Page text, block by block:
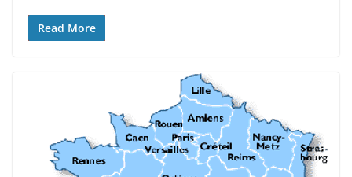
Read More